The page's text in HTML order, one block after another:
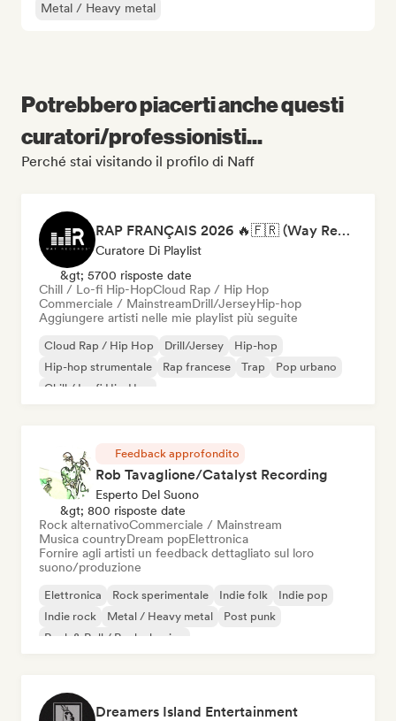
Metal / Heavy metal
Potrebbero piacerti anche questi
curatori/professionisti...
Perché stai visitando il profilo di Naff
RAP FRANÇAIS 2026 🔥🇫🇷 (Way Records)
Curatore Di Playlist
&gt; 5700 risposte date
Chill / Lo-fi Hip-HopCloud Rap / Hip Hop
Commerciale / MainstreamDrill/JerseyHip-hop
Aggiungere artisti nelle mie playlist più seguite
Cloud Rap / Hip Hop Drill/Jersey
Hip-hop
Hip-hop strumentale
Rap francese Trap
Pop urbano
Chill / Lo-fi Hip-Hop
Feedback approfondito
Rob Tavaglione/Catalyst Recording
Esperto Del Suono
&gt; 800 risposte date
Rock alternativoCommerciale / Mainstream
Musica countryDream popElettronica
Fornire agli artisti un feedback dettagliato sul loro
suono/produzione
Elettronica Rock sperimentale Indie folk
Indie pop
Indie rock
Metal / Heavy metal
Post punk
Rock & Roll / Rock classico
Dreamers Island Entertainment